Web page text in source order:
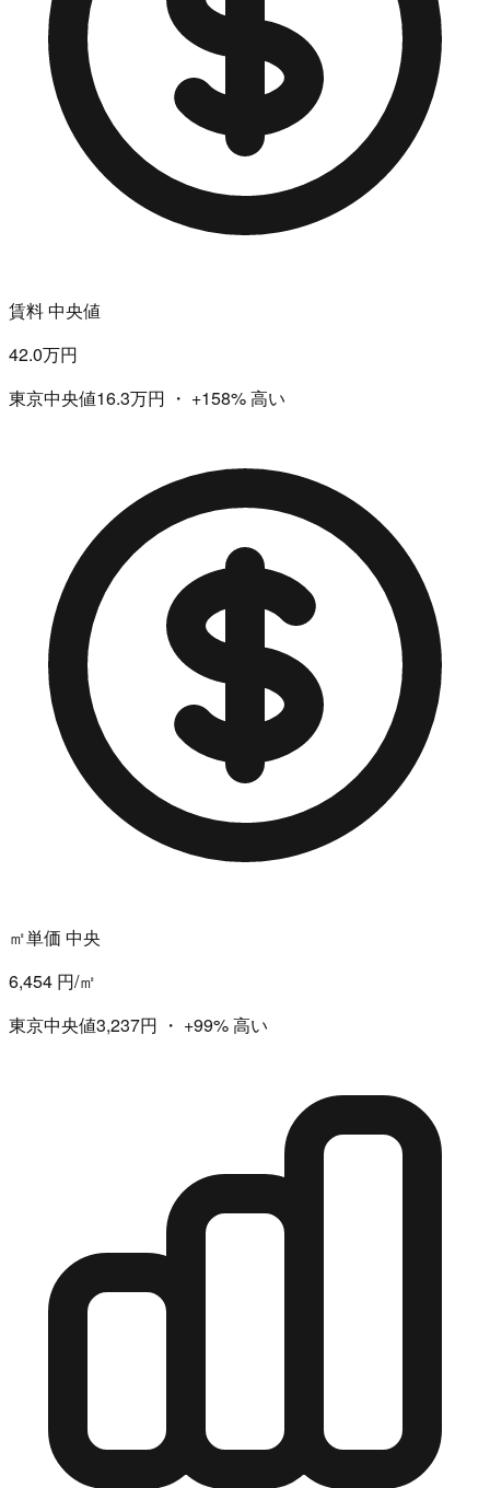
賃料 中央値
42.0万円
東京中央値16.3万円 ・ +158%高い
㎡単価 中央
6,454 円/㎡
東京中央値3,237円 ・ +99%高い